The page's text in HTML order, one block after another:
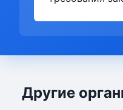
Другие